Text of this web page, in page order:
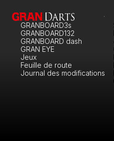
GRANBOARD3s
GRANBOARD132
GRANBOARD dash
GRAN EYE
Jeux
Feuille de route
Journal des modifications